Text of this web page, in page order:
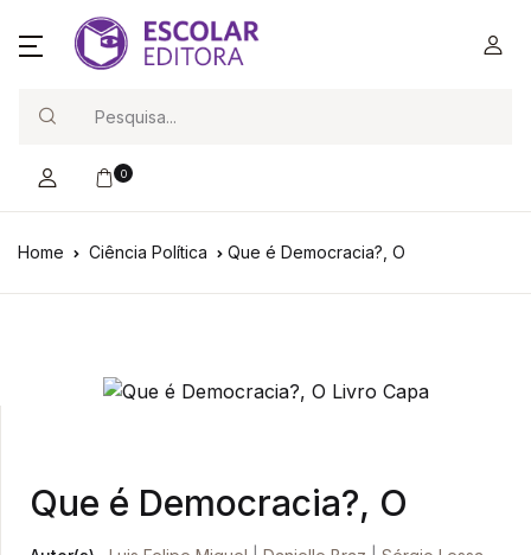
0
Home Ciência Política Que é Democracia?, O
Que é Democracia?, O